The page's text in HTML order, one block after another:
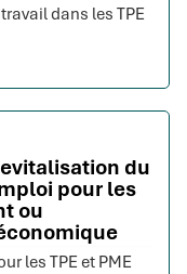
dans les TPE
du
pour les
ou
les TPE et PME